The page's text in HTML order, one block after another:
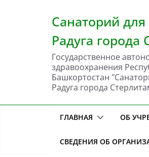
Санаторий для
Радуга города
Государственное
здравоохранения
Башкортостан
Радуга города
ГЛАВНАЯ ОБ
СВЕДЕНИЯ ОБ